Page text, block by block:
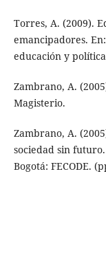
Torres, A. (2009).
emancipadores.
educación y
Zambrano, A.
Magisterio.
Zambrano, A.
sociedad sin
Bogotá: FECODE.